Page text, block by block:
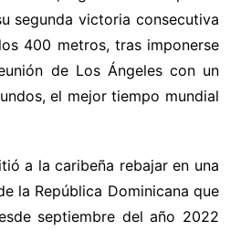
segunda victoria consecutiva
400 metros, tras imponerse
de Los Ángeles con un
el mejor tiempo mundial
a la caribeña rebajar en una
la República Dominicana que
septiembre del año 2022